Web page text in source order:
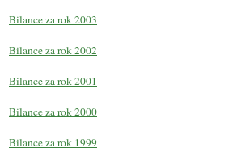
Bilance za rok 2003
Bilance za rok 2002
Bilance za rok 2001
Bilance za rok 2000
Bilance za rok 1999